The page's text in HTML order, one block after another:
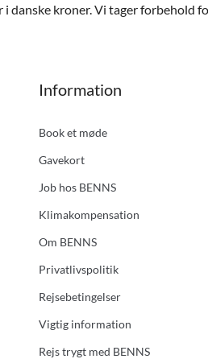
i danske kroner. Vi tager forbehold
Information
Book et møde
Gavekort
Job hos BENNS
Klimakompensation
Om BENNS
Privatlivspolitik
Rejsebetingelser
Vigtig information
Rejs trygt med BENNS